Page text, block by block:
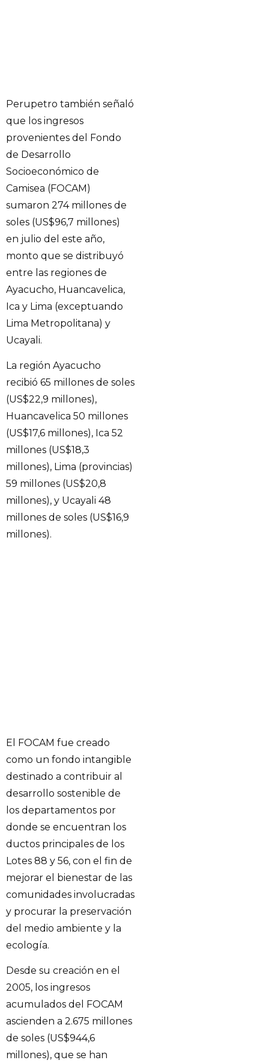
Perupetro también señaló
que los ingresos
provenientes del Fondo
de Desarrollo
Socioeconómico de
Camisea (FOCAM)
sumaron 274 millones de
soles (US$96,7 millones)
en julio del este año,
monto que se distribuyó
entre las regiones de
Ayacucho, Huancavelica,
Ica y Lima (exceptuando
Lima Metropolitana) y
Ucayali.
La región Ayacucho
recibió 65 millones de soles
(US$22,9 millones),
Huancavelica 50 millones
(US$17,6 millones), Ica 52
millones (US$18,3
millones), Lima (provincias)
59 millones (US$20,8
millones), y Ucayali 48
millones de soles (US$16,9
millones).
El FOCAM fue creado
como un fondo intangible
destinado a contribuir al
desarrollo sostenible de
los departamentos por
donde se encuentran los
ductos principales de los
Lotes 88 y 56, con el fin de
mejorar el bienestar de las
comunidades involucradas
y procurar la preservación
del medio ambiente y la
ecología.
Desde su creación en el
2005, los ingresos
acumulados del FOCAM
ascienden a 2.675 millones
de soles (US$944,6
millones), que se han